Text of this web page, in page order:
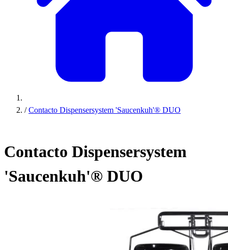
/ Contacto Dispensersystem 'Saucenkuh'® DUO
Contacto Dispensersystem
'Saucenkuh'® DUO